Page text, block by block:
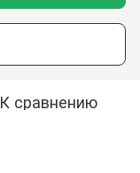
К сравнению